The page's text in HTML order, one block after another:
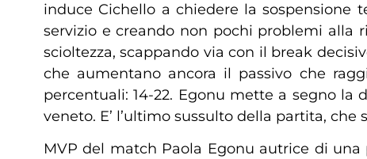
induce Cichello a chiedere la sospensione
servizio e creando non pochi problemi alla
scioltezza, scappando via con il break
che aumentano ancora il passivo che
percentuali: 14-22. Egonu mette a segno
veneto. E’ l’ultimo sussulto della partita,
MVP del match Paola Egonu autrice di